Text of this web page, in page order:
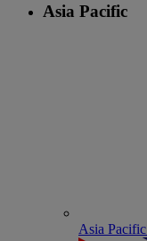
Asia Pacific
Asia